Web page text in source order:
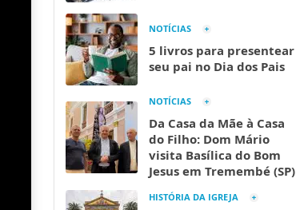
NOTÍCIAS
5 livros para presentear
seu pai no Dia dos Pais
NOTÍCIAS
Da Casa da Mãe à Casa
do Filho: Dom Mário
visita Basílica do Bom
Jesus em Tremembé (SP)
HISTÓRIA DA IGREJA